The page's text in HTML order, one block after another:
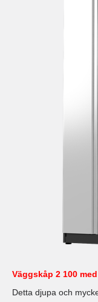
Väggskåp 2 100
Detta djupa och